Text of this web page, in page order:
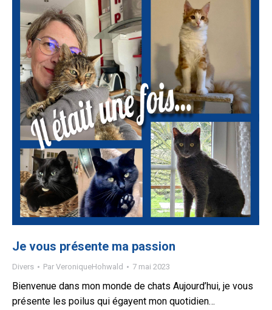
Je vous présente ma passion
Divers Par VeroniqueHohwald 7 mai 2023
Bienvenue dans mon monde de chats Aujourd’hui, je vous
présente les poilus qui égayent mon quotidien…